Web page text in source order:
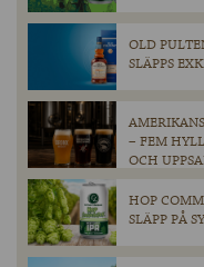
OLD
SLÄPPS
– FEM
OCH
HOP
SLÄPP PÅ